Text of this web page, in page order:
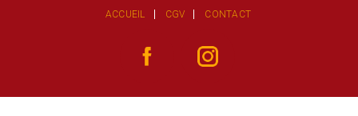
ACCUEIL CGV CONTACT